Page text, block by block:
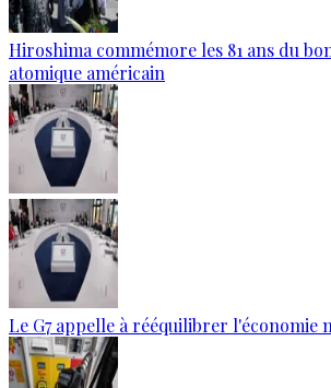
Hiroshima commémore les 81 ans du
atomique américain
Le G7 appelle à rééquilibrer l'économie